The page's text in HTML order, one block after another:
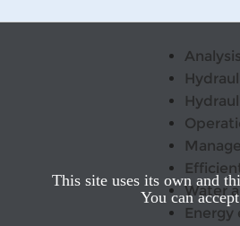
This site uses its own and
You canWater